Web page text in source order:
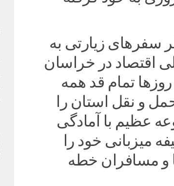
زیارتی به
اقتصاد در خراسان
تمام قد همه
و نقل استان را
عظیم با آمادگی
میزبانی خود را
و مسافران خطه